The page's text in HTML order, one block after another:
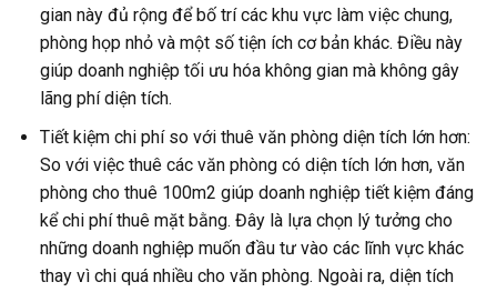
gian này đủ rộng để bố trí các khu vực làm việc chung,
phòng họp nhỏ và một số tiện ích cơ bản khác. Điều này
giúp doanh nghiệp tối ưu hóa không gian mà không gây
lãng phí diện tích.
Tiết kiệm chi phí so với thuê văn phòng diện tích lớn hơn:
So với việc thuê các văn phòng có diện tích lớn hơn, văn
phòng cho thuê 100m2 giúp doanh nghiệp tiết kiệm đáng
kể chi phí thuê mặt bằng. Đây là lựa chọn lý tưởng cho
những doanh nghiệp muốn đầu tư vào các lĩnh vực khác
thay vì chi quá nhiều cho văn phòng. Ngoài ra, diện tích